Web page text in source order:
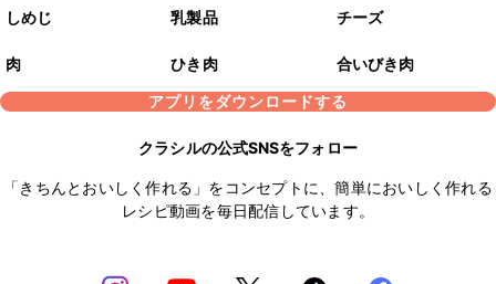
しめじ 乳製品 チーズ
肉 ひき肉
合いびき肉
アプリをダウンロードする
クラシルの公式SNSをフォロー
「きちんとおいしく作れる」をコンセプトに、簡単においしく作れる
レシピ動画を毎日配信しています。